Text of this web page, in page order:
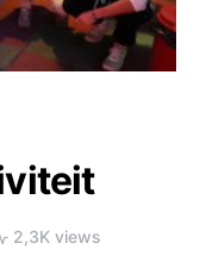
2,3K views